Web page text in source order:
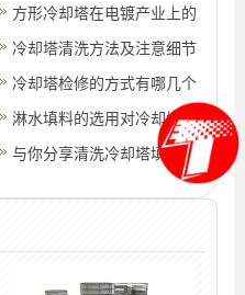
方形冷却塔在电镀产业上的
应用(方形冷却塔研发)
冷却塔清洗方法及注意细节
(工业冷却塔清洗视频教程)
冷却塔检修的方式有哪几个
方面？(冷却塔维修方案与
措施)
淋水填料的选用对冷却塔的
出塔水温有哪些影响?_深
与你分享清洗冷却塔填料的
小妙招(清洗冷却塔填料的